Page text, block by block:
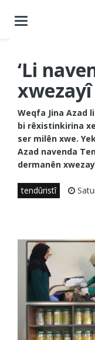
Menuyê
‘Li
xwezayî
Weqfa Jina Azad
bi rêxistinkirina
ser milên xwe.
Azad navenda
dermanên
tendûristî